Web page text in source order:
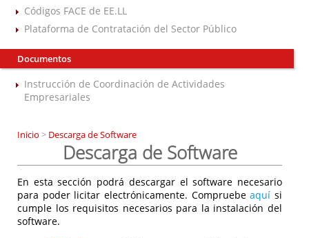
Códigos FACE de EE.LL
Plataforma de Contratación del Sector Público
Documentos
Instrucción de Coordinación de Actividades
Empresariales
Inicio > Descarga de Software
Descarga de Software
En esta sección podrá descargar el software necesario
para poder licitar electrónicamente. Compruebeaquí si
cumple los requisitos necesarios para la instalación del
software.